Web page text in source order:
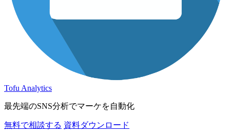
Tofu Analytics
最先端のSNS分析でマーケを自動化
無料で相談する 資料ダウンロード